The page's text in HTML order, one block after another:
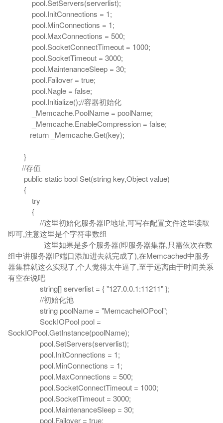
pool.SetServers(serverlist);
pool.InitConnections = 1;
pool.MinConnections = 1;
pool.MaxConnections = 500;
pool.SocketConnectTimeout = 1000;
pool.SocketTimeout = 3000;
pool.MaintenanceSleep = 30;
pool.Failover = true;
pool.Nagle = false;
pool.Initialize();//容器初始化
_Memcache.PoolName = poolName;
_Memcache.EnableCompression = false;
return _Memcache.Get(key);
}
//存值
public static bool Set(string key,Object value)
{
try
{
//这里初始化服务器IP地址,可写在配置文件这里读取
即可,注意这里是个字符串数组
这里如果是多个服务器(即服务器集群,只需依次在数
组中讲服务器IP端口添加进去就完成了),在Memcached中服务
器集群就这么实现了,个人觉得太牛逼了,至于远离由于时间关系
有空在说吧
string[] serverlist = { "127.0.0.1:11211" };
//初始化池
string poolName = "MemcacheIOPool";
SockIOPool pool =
SockIOPool.GetInstance(poolName);
pool.SetServers(serverlist);
pool.InitConnections = 1;
pool.MinConnections = 1;
pool.MaxConnections = 500;
pool.SocketConnectTimeout = 1000;
pool.SocketTimeout = 3000;
pool.MaintenanceSleep = 30;
pool.Failover = true;